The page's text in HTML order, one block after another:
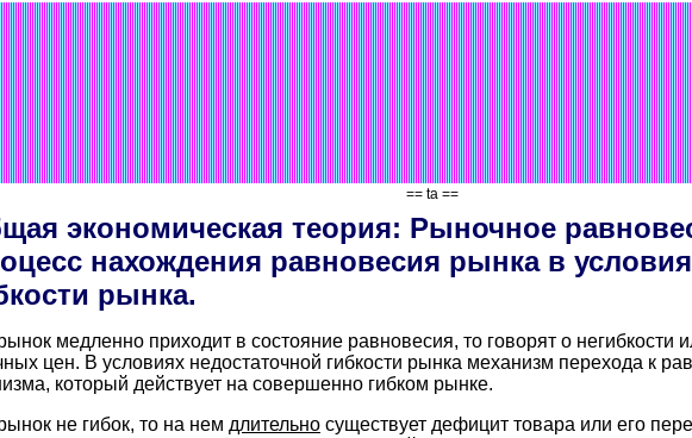
== ta ==
экономическая теория: Рыночное
нахождения равновесия рынка в
рынка.
медленно приходит в состояние равновесия, то говорят о негибкости
цен. В условиях недостаточной гибкости рынка механизм перехода к
который действует на совершенно гибком рынке.
не гибок, то на нем длительно существует дефицит товара или его